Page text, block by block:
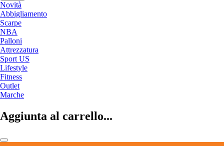
Novità
Abbigliamento
Scarpe
NBA
Palloni
Attrezzatura
Sport US
Lifestyle
Fitness
Outlet
Marche
Aggiunta al carrello...